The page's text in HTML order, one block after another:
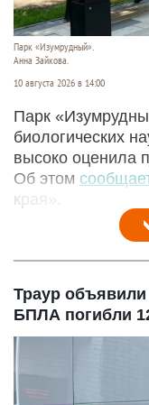
Парк «Изумрудный».
Анна Зайкова.
10 августа 2026 в 14:00
Парк
биологических
высоко оценила
Об этом
края».
Траур объявили
БПЛА погибли